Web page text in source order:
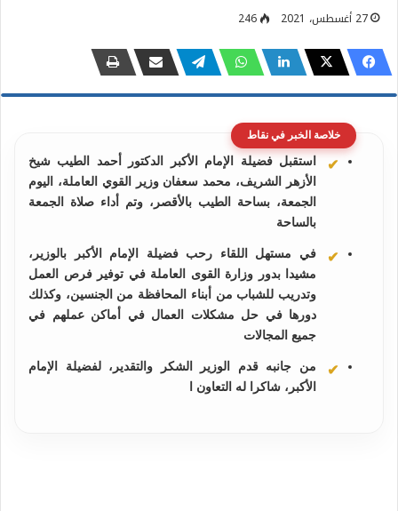
27 أغسطس، 2021 246
خلاصة الخبر في نقاط
استقبل فضيلة الإمام الأكبر الدكتور أحمد الطيب شيخ
الأزهر الشريف، محمد سعفان وزير القوي العاملة، اليوم
الجمعة، بساحة الطيب بالأقصر، وتم أداء صلاة الجمعة
بالساحة
في مستهل اللقاء رحب فضيلة الإمام الأكبر بالوزير،
مشيدا بدور وزارة القوى العاملة في توفير فرص العمل
وتدريب للشباب من أبناء المحافظة من الجنسين، وكذلك
دورها في حل مشكلات العمال في أماكن عملهم في
جميع المجالات
من جانبه قدم الوزير الشكر والتقدير، لفضيلة الإمام
الأكبر، شاكرا له التعاون ا